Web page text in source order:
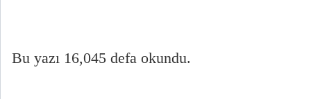
Bu yazı 16,045 defa okundu.